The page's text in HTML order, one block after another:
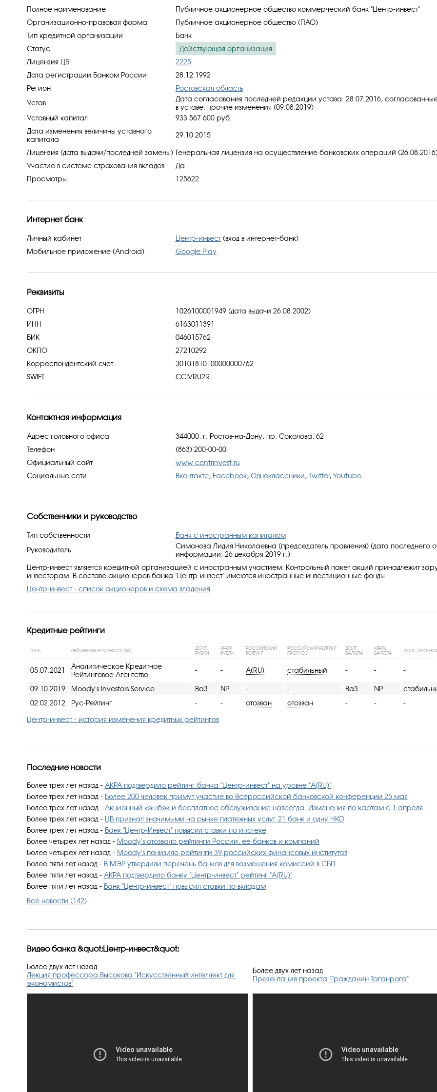
Полное наименование
Публичное акционерное общество коммерческий банк "Центр-инвест"
Организационно-правовая форма
Публичное акционерное общество (ПАО)
Тип кредитной организации
Банк
Статус
Действующая организация
Лицензия ЦБ
2225
Дата регистрации Банком России
28.12.1992
Регион
Ростовская область
Устав
Дата согласования последней редакции устава: 28.07.2016,
в уставe: прочие изменения (09.08.2019)
Уставный капитал
933 567 600 руб.
Дата изменения величины уставного
капитала
29.10.2015
Лицензия (дата выдачи/последней замены) Генеральная лицензия на осуществление банковских операций
Участие в системе страхования вкладов
Да
Просмотры
125622
Интернет банк
Личный кабинет Центр-инвест(вход в интернет-банк)
Мобильное приложение (Android)
Google Play
Реквизиты
ОГРН
1026100001949 (дата выдачи 26.08.2002)
ИНН
6163011391
БИК
046015762
ОКПО
27210292
Корреспондентский счет
30101810100000000762
SWIFT
CCIVRU2R
Контактная информация
Адрес головного офиса
344000, г. Ростов-на-Дону, пр. Соколова, 62
Телефон
(863) 200-00-00
Официальный сайт
www.centrinvest.ru
Социальные сети
Вконтакте, Facebook, Одноклассники, Twitter, Youtube
Собственники и руководство
Тип собственности
Банк с иностранным капиталом
Руководитель
Симонова Лидия Николаевна (председатель правления) (дата последнего
информации: 26 декабря 2019 г.)
Центр-инвест является кредитной организацией с иностранным участием. Контрольный пакет акций принадлежит
инвесторам. В составе акционеров банка "Центр-инвест" имеются иностранные инвестиционные фонды.
Центр-инвест - список акционеров и схема владения
Кредитные рейтинги
ДАТА РЕЙТИНГОВОЕ АГЕНТСТСТВО
ДОЛГ.,
РУБЛИ
КРАТК.,
РУБЛИ
РОССИЙСКИЙ
РЕЙТИНГ
РОССИЙСКИЙ РЕЙТИНГ,
ПРОГНОЗ
ДОЛГ.,
ВАЛЮТА
КРАТК.,
ВАЛЮТА
ДОЛГ.,
05.07.2021
Аналитическое Кредитное
Рейтинговое Агентство
- - A(RU) стабильный - - -
09.10.2019 Moody's Investors Service Ba3 NP - - Ba3 NP
02.02.2012
Рус-Рейтинг - - отозван отозван - -
-
Центр-инвест - история изменения кредитных рейтингов
Последние новости
Более трех лет назад - АКРА подтвердило рейтинг банка "Центр-инвест" на уровне "А(RU)"
Более трех лет назад - Более 200 человек примут участие во Всероссийской банковской конференции 25 мая
Более трех лет назад - Акционный кэшбэк и бесплатное обслуживание навсегда. Изменения по картам с 1 апреля
Более трех лет назад - ЦБ признал значимыми на рынке платежных услуг 21 банк и одну НКО
Более трех лет назад - Банк "Центр-Инвест" повысил ставки по ипотеке
Более четырех лет назад - Moody's отозвало рейтинги России, ее банков и компаний
Более четырех лет назад - Moody's понизило рейтинги 39 российских финансовых институтов
Более пяти лет назад - В МЭР утвердили перечень банков для возмещения комиссий в СБП
Более пяти лет назад - АКРА подтвердило банку "Центр-инвест" рейтинг "А(RU)"
Более пяти лет назад - ​Банк "Центр-инвест" повысил ставки по вкладам
Все новости (142)
Видео банка &quot;Центр-инвест&quot;
Более двух лет назад
Лекция профессора Высокова "Искусственный интеллект для
экономистов"
Более двух лет назад
Презентация проекта "Гражданин Таганрога"